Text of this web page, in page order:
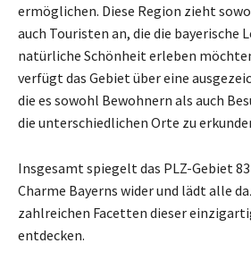
ermöglichen. Diese Region zieht
auch Touristen an, die die bayerische
natürliche Schönheit erleben
verfügt das Gebiet über eine
die es sowohl Bewohnern als auch
die unterschiedlichen Orte zu
Insgesamt spiegelt das PLZ-Gebiet
Charme Bayerns wider und lädt alle
zahlreichen Facetten dieser
entdecken.